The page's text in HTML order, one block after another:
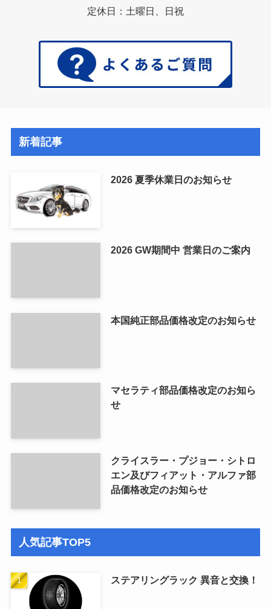
定休日：土曜日、日祝
新着記事
2026 夏季休業日のお知らせ
2026 GW期間中 営業日のご案内
本国純正部品価格改定のお知らせ
マセラティ部品価格改定のお知ら
せ
クライスラー・プジョー・シトロ
エン及びフィアット・アルファ部
品価格改定のお知らせ
人気記事TOP5
ステアリングラック 異音と交換！